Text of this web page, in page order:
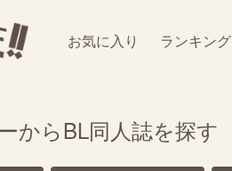
お気に入り ランキング
からBL同人誌を探す